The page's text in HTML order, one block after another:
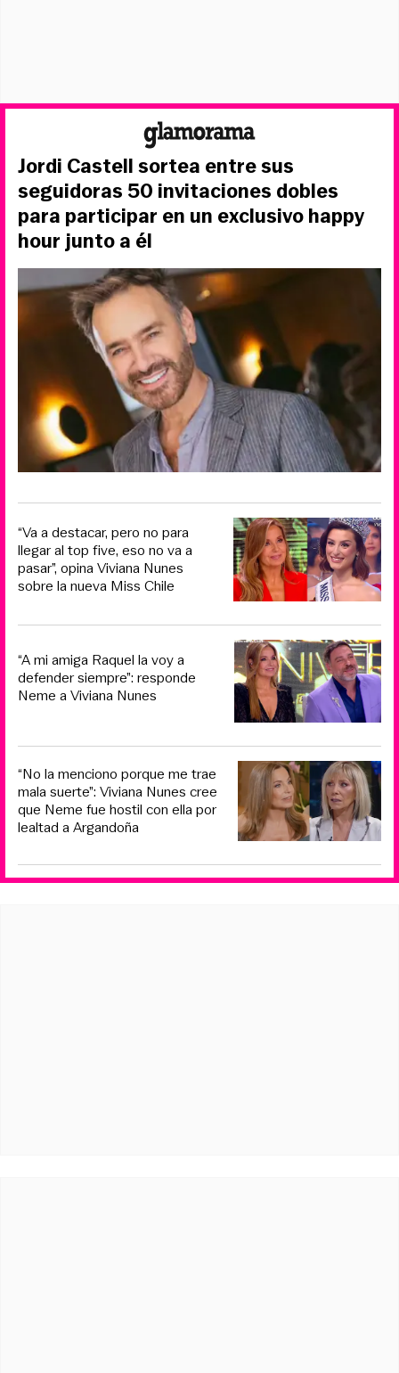
Jordi Castell sortea entre sus
seguidoras 50 invitaciones dobles
para participar en un exclusivo happy
hour junto a él
“Va a destacar, pero no para
llegar al top five, eso no va a
pasar”, opina Viviana Nunes
sobre la nueva Miss Chile
“A mi amiga Raquel la voy a
defender siempre”: responde
Neme a Viviana Nunes
“No la menciono porque me trae
mala suerte”: Viviana Nunes cree
que Neme fue hostil con ella por
lealtad a Argandoña